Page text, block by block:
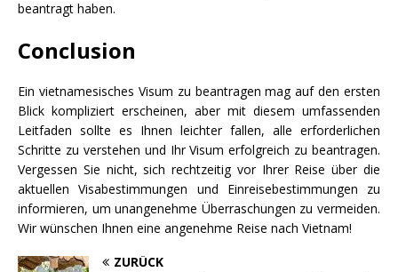
beantragt haben.
Conclusion
Ein vietnamesisches Visum zu beantragen mag auf den ersten
Blick kompliziert erscheinen, aber mit diesem umfassenden
Leitfaden sollte es Ihnen leichter fallen, alle erforderlichen
Schritte zu verstehen und Ihr Visum erfolgreich zu beantragen.
Vergessen Sie nicht, sich rechtzeitig vor Ihrer Reise über die
aktuellen Visabestimmungen und Einreisebestimmungen zu
informieren, um unangenehme Überraschungen zu vermeiden.
Wir wünschen Ihnen eine angenehme Reise nach Vietnam!
ZURÜCK